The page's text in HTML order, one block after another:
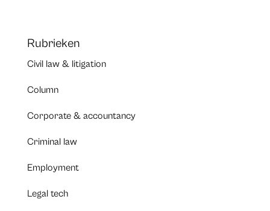
Rubrieken
Civil law & litigation
Column
Corporate & accountancy
Criminal law
Employment
Legal tech